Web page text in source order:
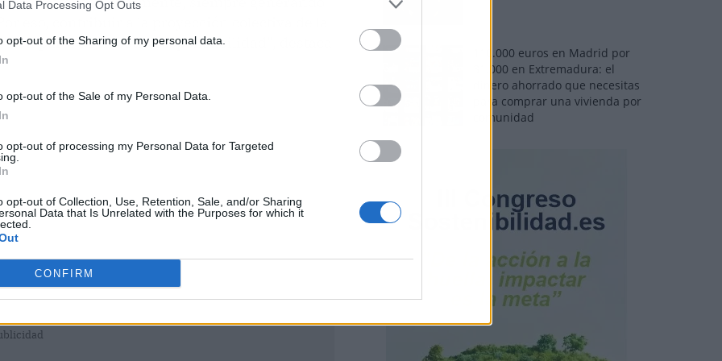
Data Processing Opt Outs
opt-out of the Sharing of my personal data.
opt-out of the Sale of my Personal Data.
opt-out of processing my Personal Data for Targeted
opt-out of Collection, Use, Retention, Sale, and/or Sharing
Data that Is Unrelated with the Purposes for which it
CONFIRM
eso, contribuir a la proyección colectiva de la
parte de nuestra responsabilidad”, destaca
110.000 euros en Madrid por
31.000 en Extremadura: el
dinero ahorrado que necesitas
para comprar una vivienda por
comunidad